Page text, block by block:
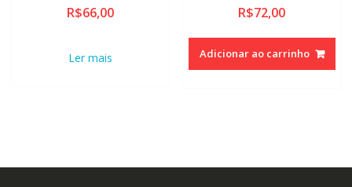
R$66,00
Ler mais
R$72,00
Adicionar ao carrinho